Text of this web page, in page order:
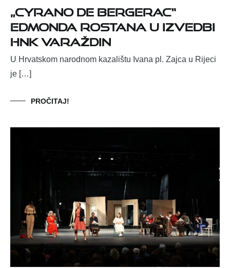
„Cyrano de Bergerac“
Edmonda Rostana u izvedbi
HNK Varaždin
U Hrvatskom narodnom kazalištu Ivana pl. Zajca u Rijeci
je […]
PROČITAJ!